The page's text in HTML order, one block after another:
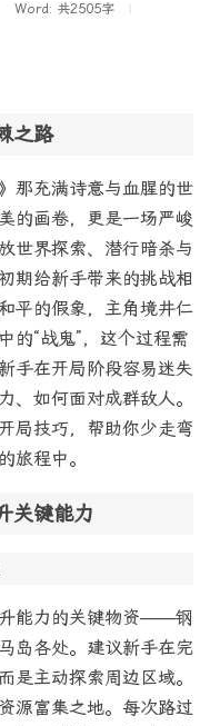
Word: 共2505字
之路
那充满诗意与血腥的世
的画卷，更是一场严峻
世界探索、潜行暗杀与
期给新手带来的挑战相
平的假象，主角境井仁
的“战鬼”，这个过程需
手在开局阶段容易迷失
、如何面对成群敌人。
局技巧，帮助你少走弯
旅程中。
关键能力
能力的关键物资——钢
岛各处。建议新手在完
是主动探索周边区域。
源富集之地。每次路过